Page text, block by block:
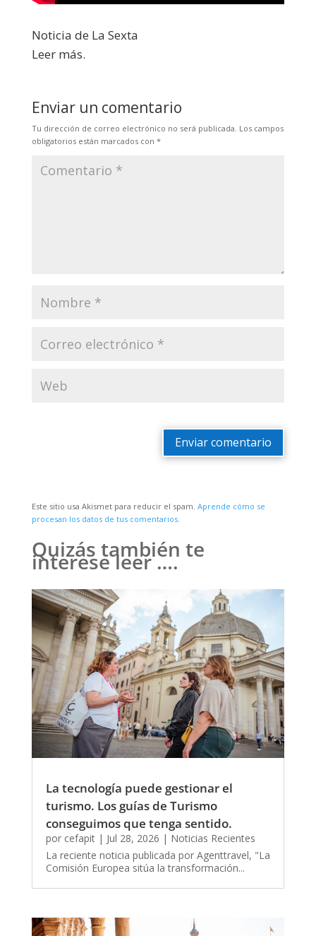
Noticia de La Sexta
Leer más.
Enviar un comentario
Tu dirección de correo electrónico no será publicada. Los campos
obligatorios están marcados con *
Enviar comentario
Este sitio usa Akismet para reducir el spam. Aprende cómo se
procesan los datos de tus comentarios.
Quizás también te
interese leer ….
La tecnología puede gestionar el
turismo. Los guías de Turismo
conseguimos que tenga sentido.
por cefapit| Jul 28, 2026 | Noticias Recientes
La reciente noticia publicada por Agenttravel, "La
Comisión Europea sitúa la transformación...